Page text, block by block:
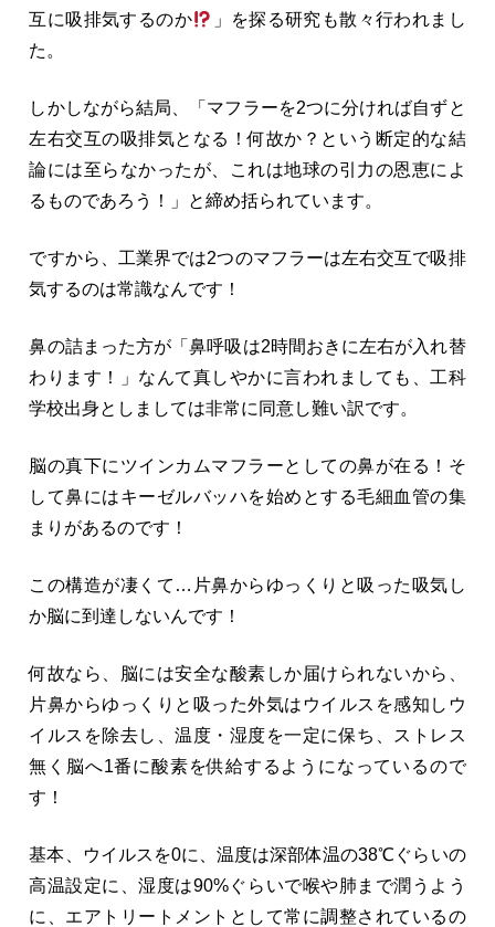
互に吸排気するのか
」を探る研究も散々行われまし
た。
しかしながら結局、「マフラーを2つに分ければ自ずと
左右交互の吸排気となる！何故か？という断定的な結
論には至らなかったが、これは地球の引力の恩恵によ
るものであろう！」と締め括られています。
ですから、工業界では2つのマフラーは左右交互で吸排
気するのは常識なんです！
鼻の詰まった方が「鼻呼吸は2時間おきに左右が入れ替
わります！」なんて真しやかに言われましても、工科
学校出身としましては非常に同意し難い訳です。
脳の真下にツインカムマフラーとしての鼻が在る！そ
して鼻にはキーゼルバッハを始めとする毛細血管の集
まりがあるのです！
この構造が凄くて…片鼻からゆっくりと吸った吸気し
か脳に到達しないんです！
何故なら、脳には安全な酸素しか届けられないから、
片鼻からゆっくりと吸った外気はウイルスを感知しウ
イルスを除去し、温度・湿度を一定に保ち、ストレス
無く脳へ1番に酸素を供給するようになっているので
す！
基本、ウイルスを0に、温度は深部体温の38℃ぐらいの
高温設定に、湿度は90%ぐらいで喉や肺まで潤うよう
に、エアトリートメントとして常に調整されているの